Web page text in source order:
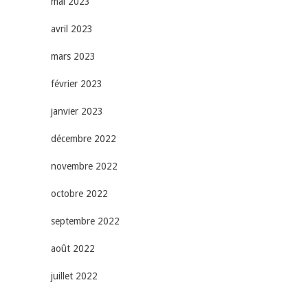
avril 2023
mars 2023
février 2023
janvier 2023
décembre 2022
novembre 2022
octobre 2022
septembre 2022
août 2022
juillet 2022